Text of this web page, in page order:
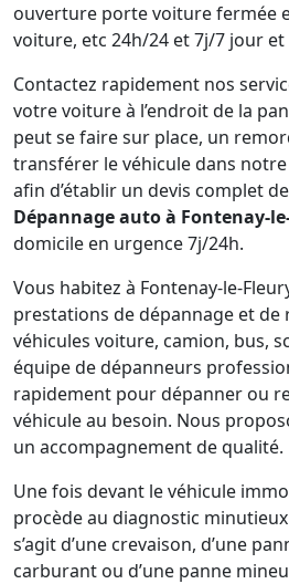
ouverture porte voiture fermée
voiture, etc 24h/24 et 7j/7 jour
Contactez rapidement nos
votre voiture à l’endroit de la
peut se faire sur place, un
transférer le véhicule dans
afin d’établir un devis complet
Dépannage auto à Fontenay-
domicile en urgence 7j/24h.
Vous habitez à Fontenay-le-
prestations de dépannage et
véhicules voiture, camion, bus,
équipe de dépanneurs
rapidement pour dépanner ou
véhicule au besoin. Nous
un accompagnement de qualité.
Une fois devant le véhicule
procède au diagnostic minutieux
s’agit d’une crevaison, d’une
carburant ou d’une panne